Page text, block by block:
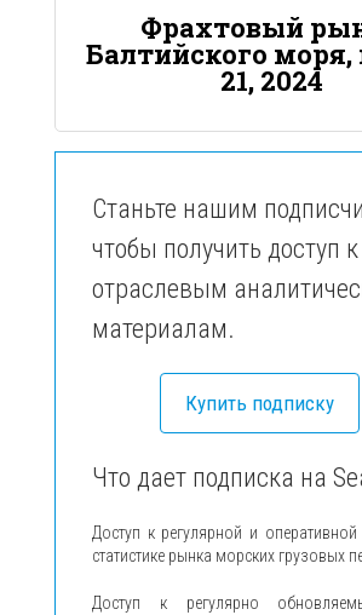
Фрахтовый
Балтийского моря,
21, 2024
Станьте нашим
чтобы получить доступ к
отраслевым
материалам.
Купить подписку
Что дает подписка на
Доступ к регулярной и оперативной
статистике рынка морских грузовых
Доступ к регулярно